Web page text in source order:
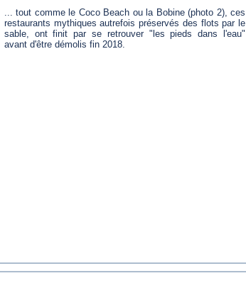
... tout comme le Coco Beach ou la Bobine (photo 2), ces
restaurants mythiques autrefois préservés des flots par le
sable, ont finit par se retrouver "les pieds dans l'eau"
avant d'être démolis fin 2018.